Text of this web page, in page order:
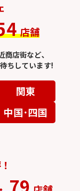
店舗
店街など、
ちしています!
関東
中国･四国